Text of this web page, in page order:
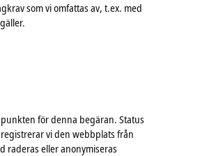
som vi omfattas av, t.ex. med
för denna begäran. Status
vi den webbplats från
raderas eller anonymiseras